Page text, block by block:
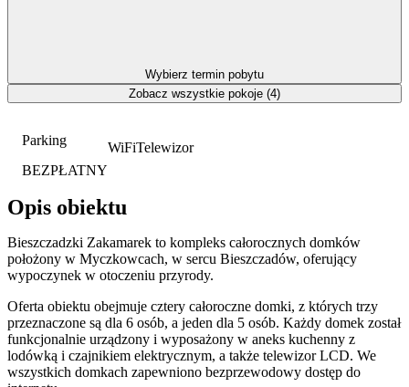
Parking
BEZPŁATNY
WiFiTelewizor
Opis obiektu
Bieszczadzki Zakamarek to kompleks całorocznych domków
położony w Myczkowcach, w sercu Bieszczadów, oferujący
wypoczynek w otoczeniu przyrody.
Oferta obiektu obejmuje cztery całoroczne domki, z których trzy
przeznaczone są dla 6 osób, a jeden dla 5 osób. Każdy domek został
funkcjonalnie urządzony i wyposażony w aneks kuchenny z
lodówką i czajnikiem elektrycznym, a także telewizor LCD. We
wszystkich domkach zapewniono bezprzewodowy dostęp do
Wybierz termin pobytu
Zobacz wszystkie pokoje (4)